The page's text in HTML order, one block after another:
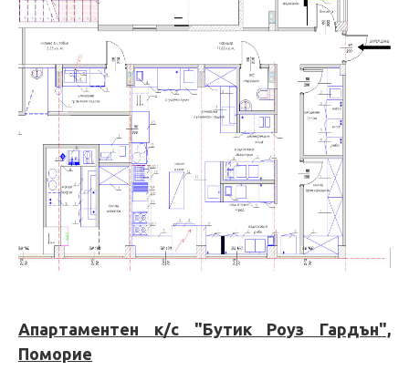
Апартаментен к/с "Бутик Роуз Гардън",
Поморие